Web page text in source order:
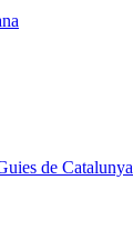
de Catalunya